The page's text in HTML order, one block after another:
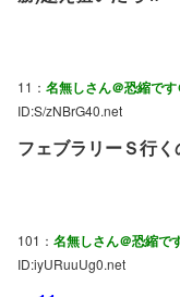
11： 名無しさん＠恐縮で
ID:S/zNBrG40.net
フェブラリーＳ行
101： 名無しさん＠恐縮で
ID:iyURuuUg0.net